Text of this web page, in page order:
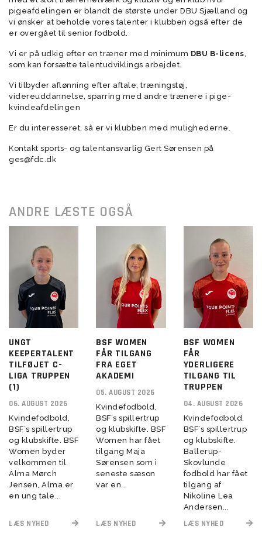
pigeafdelingen er blandt de største under DBU Sjælland og
vi ønsker at beholde vores talenter i klubben også efter de
er overgået til senior fodbold.
Vi er på udkig efter en træner med minimum DBU B-licens,
som kan forsætte talentudviklings arbejdet.
Vi tilbyder aflønning efter aftale, træningstøj,
videreuddannelse, sparring med andre trænere i pige-
kvindeafdelingen
Er du interesseret, så er vi klubben med mulighederne.
Kontakt sports- og talentansvarlig Gert Sørensen på
ges@fdc.dk
ANDRE LÆSTE OGSÅ
UNGT
KEEPERTALENT
TILFØJET C-
LIGA TRUPPEN
(1)
06. AUGUST 2026
Kvindefodbold,
BSF´s spillertrup
og klubskifte. BSF
Women byder
velkommen til
Alma Mørch
Jensen, Alma er
en ung tale...
LÆS NYHED
BSF WOMEN
FÅR TILGANG
FRA EGET
AKADEMI
05. AUGUST 2026
Kvindefodbold,
BSF´s spillertrup
og klubskifte. BSF
Women har fået
tilgang Maja
Sørensen som i
seneste sæson
var en...
LÆS NYHED
BSF WOMEN
FÅR
YDERLIGERE
TILGANG TIL
TRUPPEN
04. AUGUST 2026
Kvindefodbold,
BSF´s spillertrup
og klubskifte.
Ballerup-
Skovlunde
fodbold har fået
tilgang af
Nikoline Lea
Andersen...
LÆS NYHED